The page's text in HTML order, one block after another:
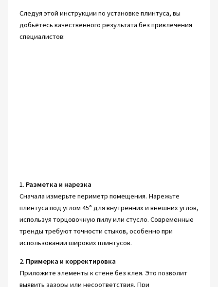
Следуя этой инструкции по установке плинтуса, вы
добьётесь качественного результата без привлечения
специалистов:
1. Разметка и нарезка
Сначала измерьте периметр помещения. Нарежьте
плинтуса под углом 45° для внутренних и внешних углов,
используя торцовочную пилу или стусло. Современные
тренды требуют точности стыков, особенно при
использовании широких плинтусов.
2. Примерка и корректировка
Приложите элементы к стене без клея. Это позволит
выявить зазоры или несоответствия. При